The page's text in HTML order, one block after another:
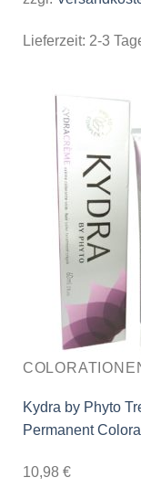
Lieferzeit: 2-3
Kydra by Phyto
Permanent
10,98 €